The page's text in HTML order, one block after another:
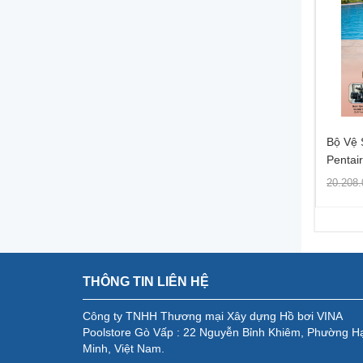
Bộ Vệ
Pentair
THÔNG TIN LIÊN HỆ
Công ty TNHH Thương mại Xây dựng Hồ bơi VINA
Poolstore Gò Vấp : 22 Nguyễn Bỉnh Khiêm, Phường
Minh, Việt Nam.